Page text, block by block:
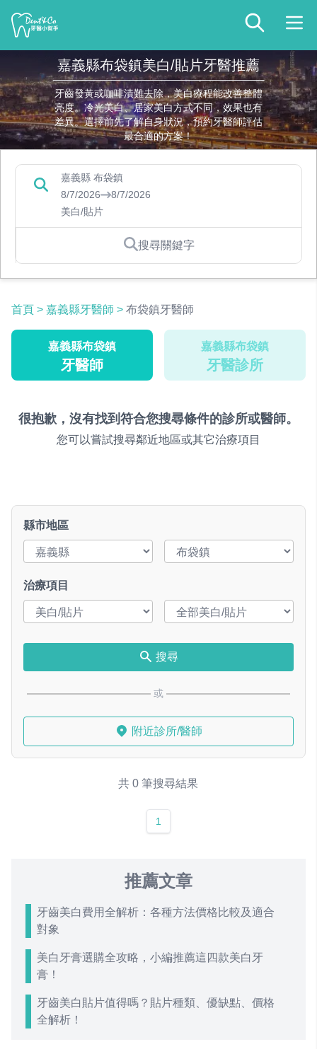
嘉義縣布袋鎮美白/貼片牙醫推薦
牙齒發黃或咖啡漬難去除，美白療程能改善整體
亮度。冷光美白、居家美白方式不同，效果也有
差異。選擇前先了解自身狀況，預約牙醫師評估
最合適的方案！
嘉義縣 布袋鎮
8/7/2026
8/7/2026
美白/貼片
搜尋關鍵字
首頁 > 嘉義縣牙醫師 > 布袋鎮牙醫師
嘉義縣布袋鎮
牙醫師
嘉義縣布袋鎮
牙醫診所
很抱歉，沒有找到符合您搜尋條件的診所或醫師。
您可以嘗試搜尋鄰近地區或其它治療項目
縣市地區
治療項目
搜尋
或
附近診所/醫師
共 0 筆搜尋結果
1
推薦文章
牙齒美白費用全解析：各種方法價格比較及適合
對象
美白牙膏選購全攻略，小編推薦這四款美白牙
膏！
牙齒美白貼片值得嗎？貼片種類、優缺點、價格
全解析！